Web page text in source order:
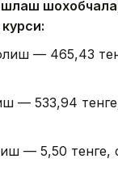
— 465,43
— 533,94
— 5,50